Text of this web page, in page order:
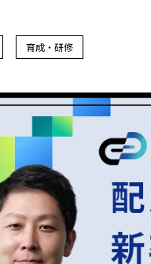
育成・研修